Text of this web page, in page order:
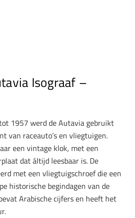
Isograaf –
1957 werd de Autavia gebruikt
van raceauto’s en vliegtuigen.
een vintage klok, met een
dat áltijd leesbaar is. De
met een vliegtuigschroef die een
historische begindagen van de
Arabische cijfers en heeft het